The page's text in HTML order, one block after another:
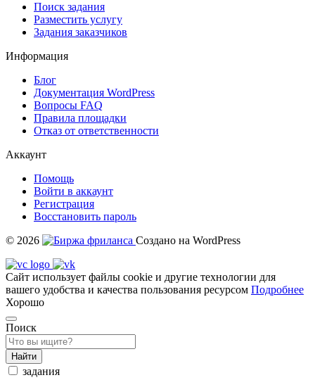
Поиск задания
Разместить услугу
Задания заказчиков
Информация
Блог
Документация WordPress
Вопросы FAQ
Правила площадки
Отказ от ответственности
Аккаунт
Помощь
Войти в аккаунт
Регистрация
Восстановить пароль
© 2026
Создано на WordPress
Сайт использует файлы cookie и другие технологии для
вашего удобства и качества пользования ресурсом Подробнее
Хорошо
Поиск
Найти
задания